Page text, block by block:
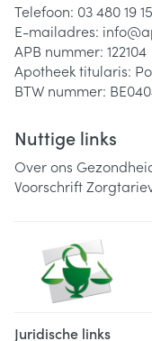
Telefoon: 03 480 19 15
E-mailadres: info@
APB nummer: 122104
Apotheek titularis:
BTW nummer:
Nuttige links
Over ons
Voorschrift
Juridische links